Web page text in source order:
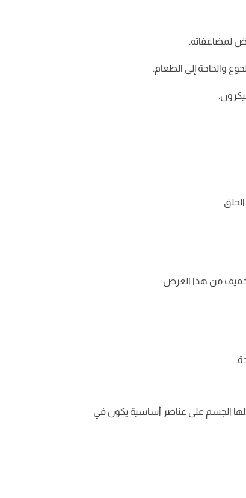
لمضاعفاته.
والحاجة إلى الطعام.
من هذا العرض.
الجسم على عناصر أساسية يكون في